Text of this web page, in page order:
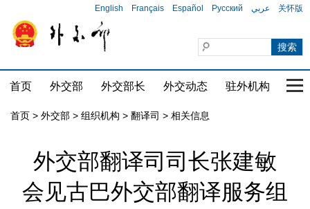
English Français Español Русский عربي 关怀版
首页 外交部 外交部长 外交动态 驻外机构 国
首页 > 外交部 > 组织机构 > 翻译司 > 相关信息
外交部翻译司司长张建敏
会见古巴外交部翻译服务组